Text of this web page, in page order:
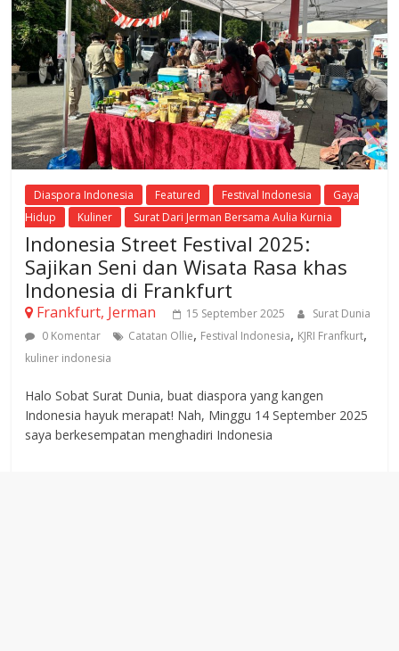
Diaspora Indonesia Featured Festival Indonesia
Gaya
Hidup
Kuliner Surat Dari Jerman Bersama Aulia Kurnia
Indonesia Street Festival 2025:
Sajikan Seni dan Wisata Rasa khas
Indonesia di Frankfurt
Frankfurt, Jerman 15 September 2025
Surat Dunia
0 Komentar
Catatan Ollie, Festival Indonesia, KJRI Franfkurt,
kuliner indonesia
Halo Sobat Surat Dunia, buat diaspora yang kangen
Indonesia hayuk merapat! Nah, Minggu 14 September 2025
saya berkesempatan menghadiri Indonesia